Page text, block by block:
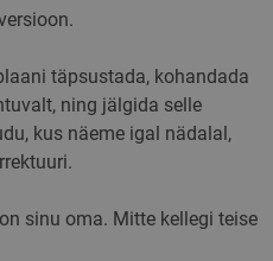
täpsustada, kohandada
ning jälgida selle
kus näeme igal nädalal,
sinu oma. Mitte kellegi teise